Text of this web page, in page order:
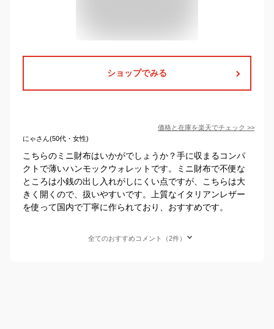
ショップでみる
価格と在庫を楽天でチェック >>
にゃさん(50代・女性)
こちらのミニ財布はいかがでしょうか？手に収まるコンパ
クトで薄いハンモックウォレットです。ミニ財布で不便な
ところは小銭の出し入れがしにくい点ですが、こちらは大
きく開くので、扱いやすいです。上質なイタリアンレザー
を使って国内で丁寧に作られており、おすすめです。
全てのおすすめコメント（2件）